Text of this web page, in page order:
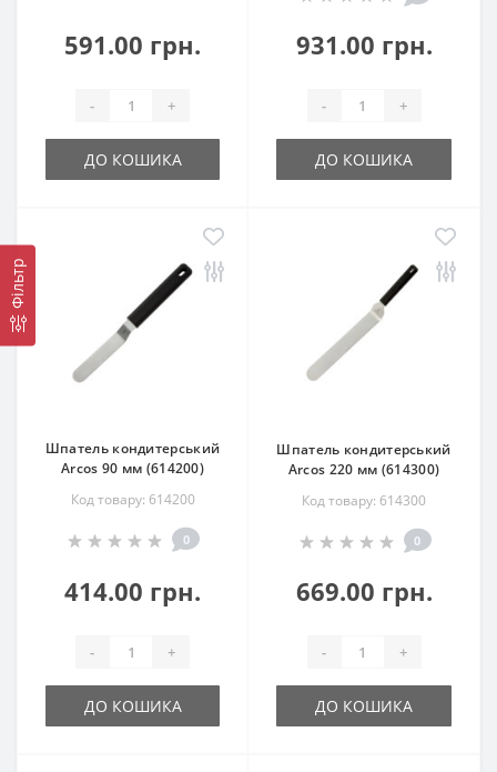
Фільтр
591.00 грн.
- +
ДО КОШИКА
931.00 грн.
- +
ДО КОШИКА
Шпатель кондитерський
Arcos 90 мм (614200)
Код товару: 614200
0
414.00 грн.
- +
ДО КОШИКА
Шпатель кондитерський
Arcos 220 мм (614300)
Код товару: 614300
0
669.00 грн.
- +
ДО КОШИКА